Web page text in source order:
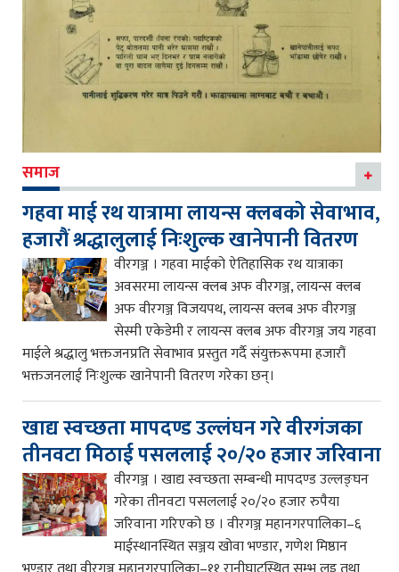
समाज
गहवा माई रथ यात्रामा लायन्स क्लबको सेवाभाव,
हजारौं श्रद्धालुलाई निःशुल्क खानेपानी वितरण
वीरगञ्ज । गहवा माईको ऐतिहासिक रथ यात्राका
अवसरमा लायन्स क्लब अफ वीरगञ्ज, लायन्स क्लब
अफ वीरगञ्ज विजयपथ, लायन्स क्लब अफ वीरगञ्ज
सेस्मी एकेडेमी र लायन्स क्लब अफ वीरगञ्ज जय गहवा
माईले श्रद्धालु भक्तजनप्रति सेवाभाव प्रस्तुत गर्दै संयुक्तरूपमा हजारौं
भक्तजनलाई निःशुल्क खानेपानी वितरण गरेका छन्।
खाद्य स्वच्छता मापदण्ड उल्लंघन गरे वीरगंजका
तीनवटा मिठाई पसललाई २०/२० हजार जरिवाना
वीरगञ्ज । खाद्य स्वच्छता सम्बन्धी मापदण्ड उल्लङ्घन
गरेका तीनवटा पसललाई २०/२० हजार रुपैया
जरिवाना गरिएको छ । वीरगञ्ज महानगरपालिका–६
माईस्थानस्थित सञ्जय खोवा भण्डार, गणेश मिष्ठान